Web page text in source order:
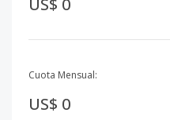
US$ 0
Cuota Mensual:
US$ 0